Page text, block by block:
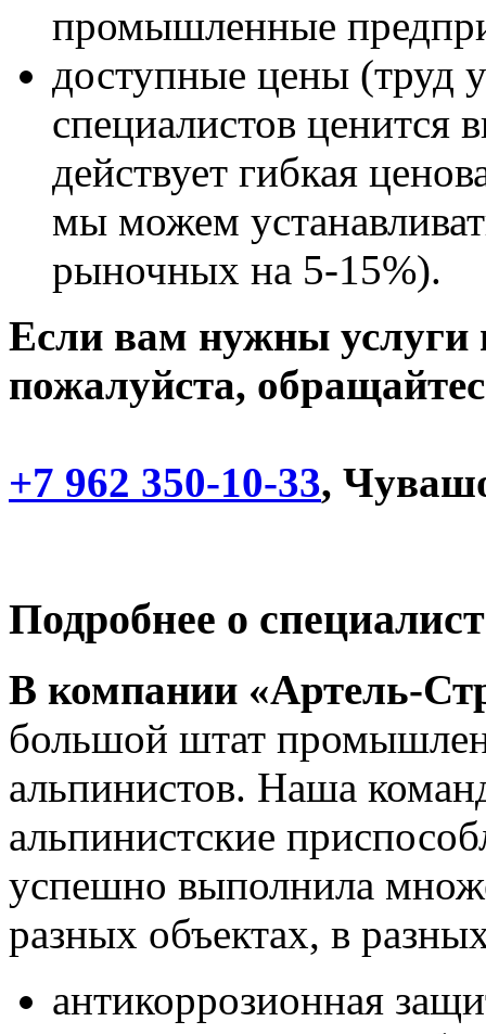
промышленные
доступные цены (труд
специалистов ценится
действует гибкая
мы можем
рыночных на 5-15%).
Если вам нужны
пожалуйста,
+7 962 350-10-33,
Подробнее о
В компании «Артель-
большой штат
альпинистов. Наша
альпинистские
успешно выполнила
разных объектах, в
антикоррозионная